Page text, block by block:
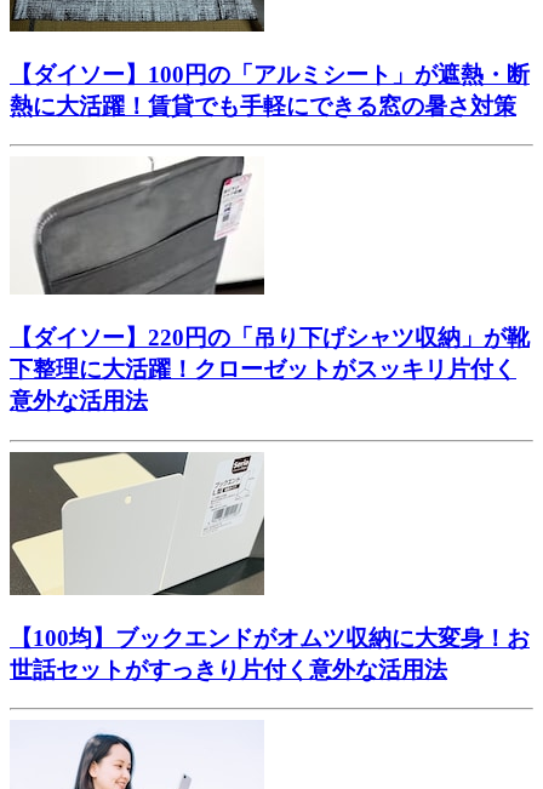
【ダイソー】100円の「アルミシート」が遮熱・断
熱に大活躍！賃貸でも手軽にできる窓の暑さ対策
【ダイソー】220円の「吊り下げシャツ収納」が靴
下整理に大活躍！クローゼットがスッキリ片付く
意外な活用法
【100均】ブックエンドがオムツ収納に大変身！お
世話セットがすっきり片付く意外な活用法